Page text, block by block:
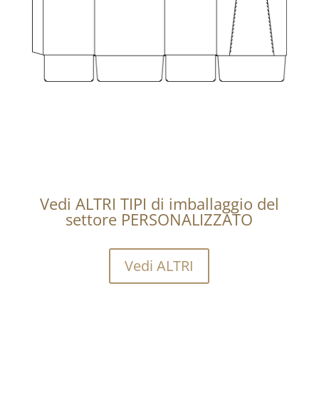
Vedi ALTRI TIPI di imballaggio del
settore PERSONALIZZATO
Vedi ALTRI